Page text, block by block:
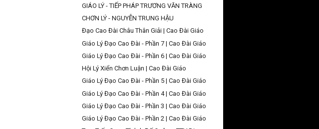
GIÁO LÝ - TIẾP PHÁP TRƯƠNG VĂN TRÀNG
CHƠN LÝ - NGUYỄN TRUNG HẬU
Đạo Cao Đài Châu Thân Giải | Cao Đài Giáo
Giáo Lý Đạo Cao Đài - Phần 7 | Cao Đài Giáo
Giáo Lý Đạo Cao Đài - Phần 6 | Cao Đài Giáo
Hội Lý Xiển Chơn Luận | Cao Đài Giáo
Giáo Lý Đạo Cao Đài - Phần 5 | Cao Đài Giáo
Giáo Lý Đạo Cao Đài - Phần 4 | Cao Đài Giáo
Giáo Lý Đạo Cao Đài - Phần 3 | Cao Đài Giáo
Giáo Lý Đạo Cao Đài - Phần 2 | Cao Đài Giáo